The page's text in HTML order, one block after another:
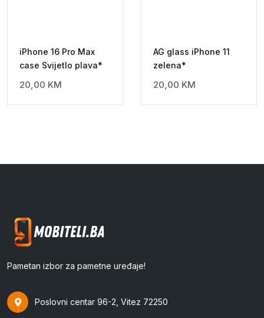
iPhone 16 Pro Max
case Svijetlo plava*
20,00 KM
AG glass iPhone 11
zelena*
20,00 KM
Pametan izbor za pametne uređaje!
Poslovni centar 96-2, Vitez 72250